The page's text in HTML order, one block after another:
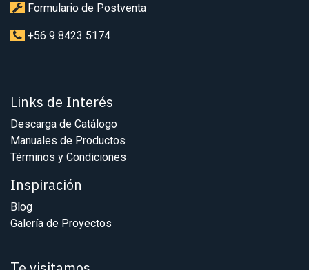
Formulario de Postventa
+56 9 8423 5174
Links de Interés
Descarga de Catálogo
Manuales de Productos
Términos y Condiciones
Inspiración
Blog
Galería de Proyectos